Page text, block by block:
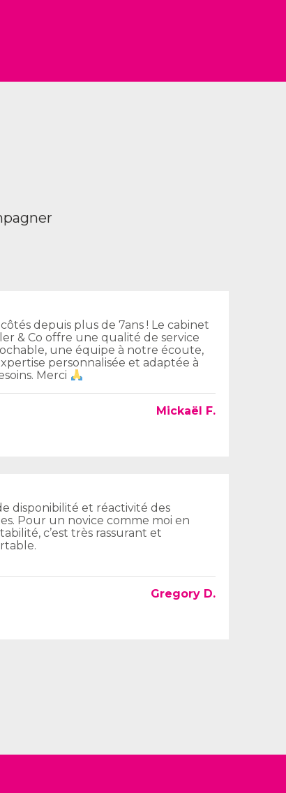
depuis plus de 7ans ! Le cabinet
& Co offre une qualité de service
une équipe à notre écoute,
personnalisée et adaptée à
Merci
Mickaël F.
disponibilité et réactivité des
Pour un novice comme moi en
c’est très rassurant et
Gregory D.